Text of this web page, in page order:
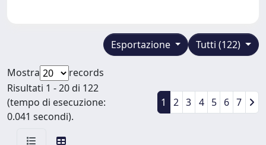
Tutti (122)
Esportazione
Mostra
records
Risultati 1 - 20 di 122
(tempo di esecuzione:
0.041 secondi).
1 2 3 4 5 6 7